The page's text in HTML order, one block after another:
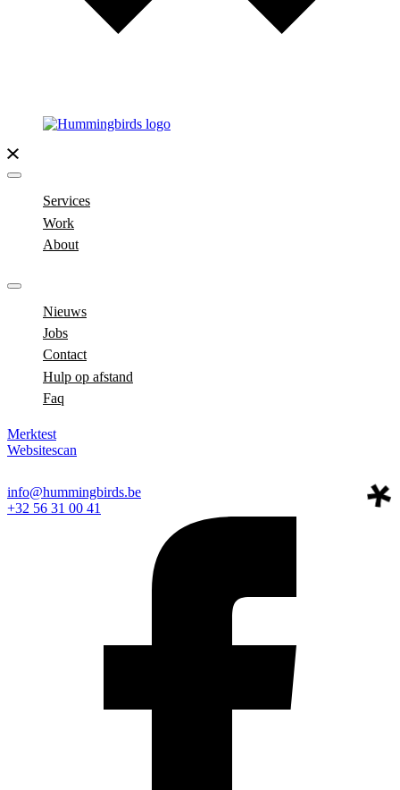
Services
Work
About
Nieuws
Jobs
Contact
Hulp op afstand
Faq
Merktest
Websitescan
info@hummingbirds.be
+32 56 31 00 41